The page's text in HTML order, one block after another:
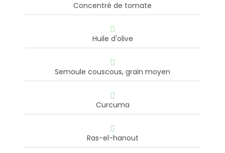
Concentré de tomate
Huile d'olive
Semoule couscous, grain moyen
Curcuma
Ras-el-hanout